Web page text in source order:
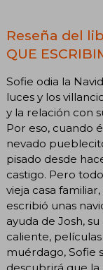
Reseña del
QUE
Sofie odia la
luces y los
y la relación con
Por eso, cuando
nevado
pisado desde
castigo. Pero
vieja casa
escribió unas
ayuda de Josh,
caliente,
muérdago, Sofie